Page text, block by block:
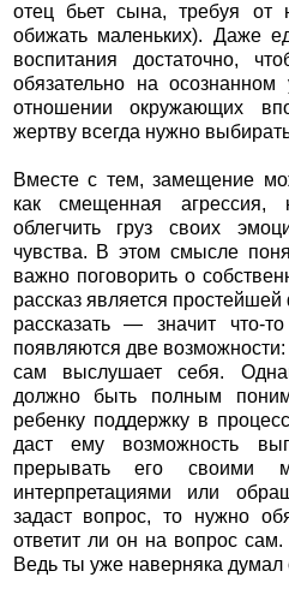
отец бьет сына, требуя
обижать маленьких). Даже
воспитания достаточно,
обязательно на
отношении окружающих
жертву всегда нужно
Вместе с тем, замещение
как смещенная
облегчить груз своих
чувства. В этом смысле
важно поговорить о
рассказ является
рассказать — значит что-
появляются две
сам выслушает себя.
должно быть полным
ребенку поддержку в
даст ему возможность
прерывать его своими
интерпретациями или
задаст вопрос, то нужно
ответит ли он на вопрос
Ведь ты уже наверняка думал